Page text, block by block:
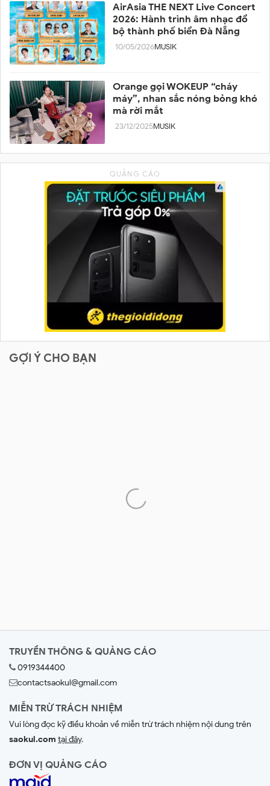
AirAsia THE NEXT Live Concert
2026: Hành trình âm nhạc đổ
bộ thành phố biển Đà Nẵng
10/05/2026MUSIK
Orange gọi WOKEUP “cháy
máy”, nhan sắc nóng bỏng khó
mà rời mắt
23/12/2025MUSIK
GỢI Ý CHO BẠN
TRUYỀN THÔNG & QUẢNG CÁO
0919344400
contactsaokul@gmail.com
MIỄN TRỪ TRÁCH NHIỆM
Vui lòng đọc kỹ điều khoản về miễn trừ trách nhiệm nội dung trên
saokul.com tại đây.
ĐƠN VỊ QUẢNG CÁO